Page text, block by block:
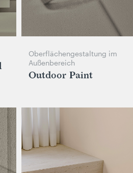
Oberflächengestaltung im
Außenbereich
Outdoor Paint